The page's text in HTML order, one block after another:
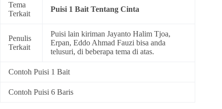
Tema
Terkait
Puisi 1 Bait Tentang Cinta
Penulis
Terkait
Puisi lain kiriman Jayanto Halim Tjoa,
Erpan, Eddo Ahmad Fauzi bisa anda
telusuri, di beberapa tema di atas.
Contoh Puisi 1 Bait
Contoh Puisi 6 Baris